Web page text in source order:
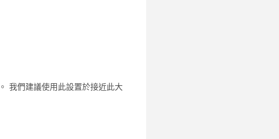
我們建議使用此設置於接近此大